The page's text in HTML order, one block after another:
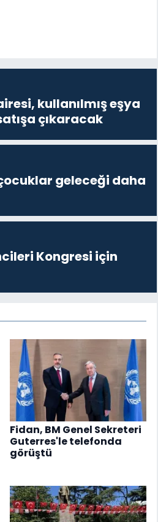
kullanılmış eşya
çıkaracak
geleceği daha
Kongresi için
Fidan, BM Genel Sekreteri
Guterres'le telefonda
görüştü